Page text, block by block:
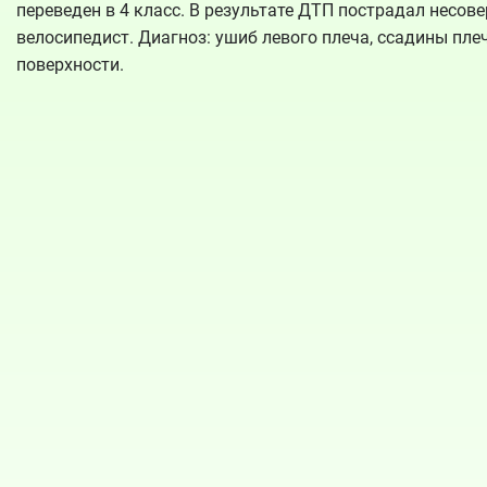
переведен в 4 класс. В результате ДТП пострадал
велосипедист. Диагноз: ушиб левого плеча, ссадины
поверхности.